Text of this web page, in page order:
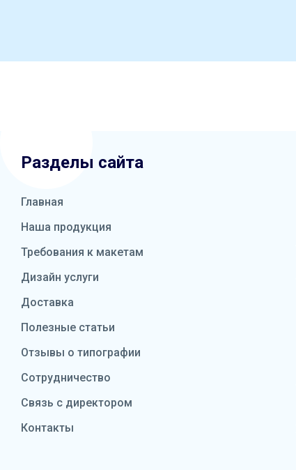
Разделы сайта
Главная
Наша продукция
Требования к макетам
Дизайн услуги
Доставка
Полезные статьи
Отзывы о типографии
Сотрудничество
Связь с директором
Контакты